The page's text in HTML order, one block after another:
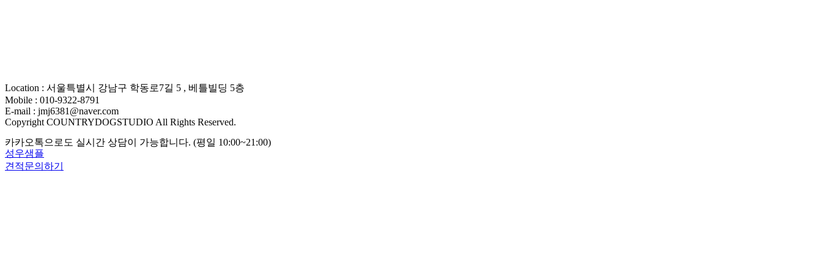
Location : 서울특별시 강남구 학동로7길 5 , 베틀빌딩 5층
Mobile : 010-9322-8791
E-mail : jmj6381@naver.com
Copyright COUNTRYDOGSTUDIO All Rights Reserved.
카카오톡으로도 실시간 상담이 가능합니다. (평일 10:00~21:00)
성우샘플
견적문의하기